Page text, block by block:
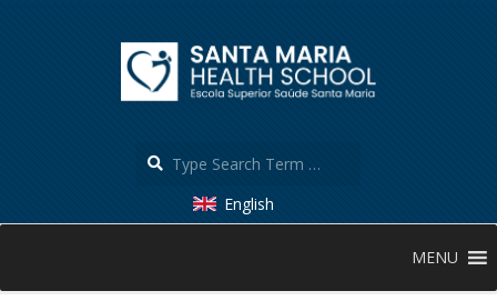
English
Menu
MENU